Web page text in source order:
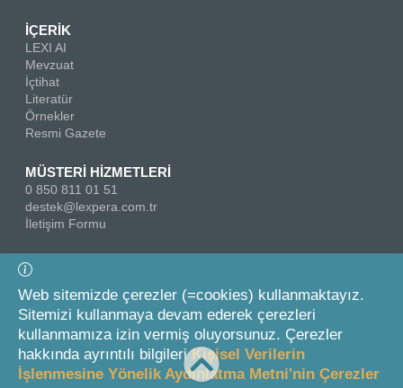
İÇERİK
LEXI AI
Mevzuat
İçtihat
Literatür
Örnekler
Resmi Gazete
MÜSTERİ HİZMETLERİ
0 850 811 01 51
destek@lexpera.com.tr
İletişim Formu
Bizi Takip Edin
Web sitemizde çerezler (=cookies) kullanmaktayız.
Sitemizi kullanmaya devam ederek çerezleri
kullanmamıza izin vermiş oluyorsunuz. Çerezler
hakkında ayrıntılı bilgileriKişisel Verilerin
İşlenmesine Yönelik Aydınlatma Metni'nin Çerezler